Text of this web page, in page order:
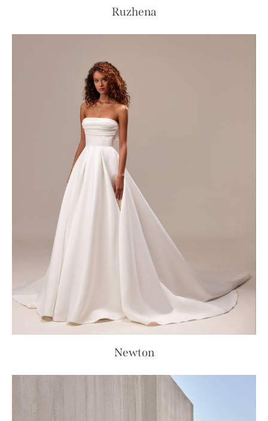
Ruzhena
Newton